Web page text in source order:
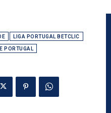
LIGA PORTUGAL BETCLIC
PORTUGAL